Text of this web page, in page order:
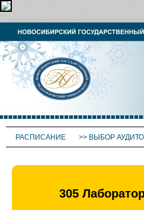
РАСПИСАНИЕ >> ВЫБОР
305